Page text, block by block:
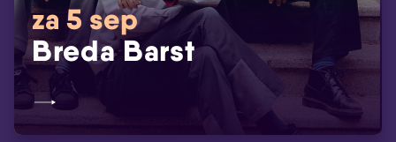
za 5 sep
Breda Barst